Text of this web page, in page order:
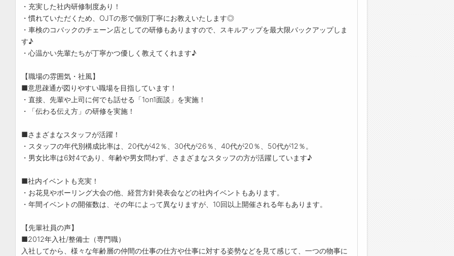
・充実した社内研修制度あり！
・慣れていただくため、OJTの形で個別丁寧にお教えいたします◎
・車検のコバックのチェーン店としての研修もありますので、スキルアップを最大限バックアップしま
す♪
・心温かい先輩たちが丁寧かつ優しく教えてくれます♪
【職場の雰囲気・社風】
■意思疎通が図りやすい職場を目指しています！
・直接、先輩や上司に何でも話せる「1on1面談」を実施！
・「伝わる伝え方」の研修を実施！
■さまざまなスタッフが活躍！
・スタッフの年代別構成比率は、20代が42％、30代が26％、40代が20％、50代が12％。
・男女比率は6対4であり、年齢や男女問わず、さまざまなスタッフの方が活躍しています♪
■社内イベントも充実！
・お花見やボーリング大会の他、経営方針発表会などの社内イベントもあります。
・年間イベントの開催数は、その年によって異なりますが、10回以上開催される年もあります。
【先輩社員の声】
■2012年入社/整備士（専門職）
入社してから、様々な年齢層の仲間の仕事の仕方や仕事に対する姿勢などを見て感じて、一つの物事に